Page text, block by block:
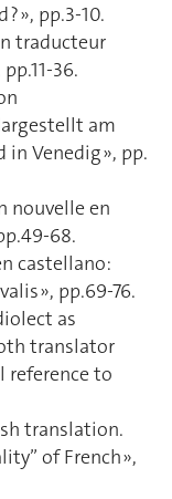
», pp.3-10.
traducteur
36.
am
in Venedig », pp.
nouvelle en
68.
castellano:
», pp.69-76.
as
translator
reference to
translation.
of French »,